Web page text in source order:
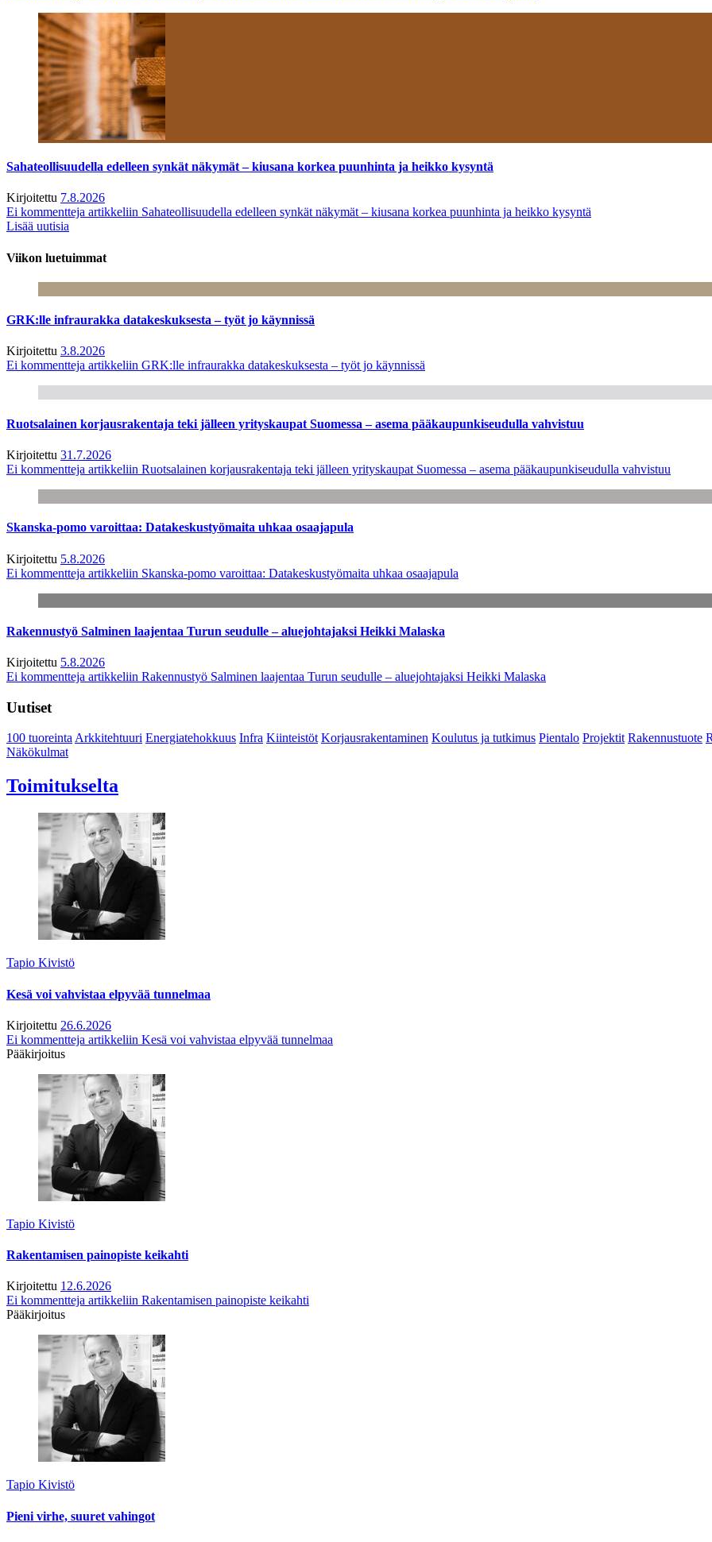
Sahateollisuudella edelleen synkät näkymät – kiusana korkea puunhinta ja heikko kysyntä
Kirjoitettu 7.8.2026
Ei kommentteja artikkeliin Sahateollisuudella edelleen synkät näkymät – kiusana korkea puunhinta ja heikko kysyntä
Lisää uutisia
Viikon luetuimmat
GRK:lle infraurakka datakeskuksesta – työt jo käynnissä
Kirjoitettu 3.8.2026
Ei kommentteja artikkeliin GRK:lle infraurakka datakeskuksesta – työt jo käynnissä
Ruotsalainen korjausrakentaja teki jälleen yrityskaupat Suomessa – asema pääkaupunkiseudulla vahvistuu
Kirjoitettu 31.7.2026
Ei kommentteja artikkeliin Ruotsalainen korjausrakentaja teki jälleen yrityskaupat Suomessa – asema pääkaupunkiseudulla vahvistuu
Skanska-pomo varoittaa: Datakeskustyömaita uhkaa osaajapula
Kirjoitettu 5.8.2026
Ei kommentteja artikkeliin Skanska-pomo varoittaa: Datakeskustyömaita uhkaa osaajapula
Rakennustyö Salminen laajentaa Turun seudulle – aluejohtajaksi Heikki Malaska
Kirjoitettu 5.8.2026
Ei kommentteja artikkeliin Rakennustyö Salminen laajentaa Turun seudulle – aluejohtajaksi Heikki Malaska
Uutiset
100 tuoreintaArkkitehtuuri Energiatehokkuus Infra Kiinteistöt Korjausrakentaminen Koulutus ja tutkimus Pientalo Projektit Rakennustuote
Näkökulmat
Toimitukselta
Tapio Kivistö
Kesä voi vahvistaa elpyvää tunnelmaa
Kirjoitettu 26.6.2026
Ei kommentteja artikkeliin Kesä voi vahvistaa elpyvää tunnelmaa
Pääkirjoitus
Tapio Kivistö
Rakentamisen painopiste keikahti
Kirjoitettu 12.6.2026
Ei kommentteja artikkeliin Rakentamisen painopiste keikahti
Pääkirjoitus
Tapio Kivistö
Pieni virhe, suuret vahingot